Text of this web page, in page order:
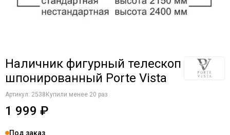
Наличник фигурный телескоп
шпонированный Porte Vista
Артикул: 2538 Купили менее 20 раз
1 999 ₽
Под заказ